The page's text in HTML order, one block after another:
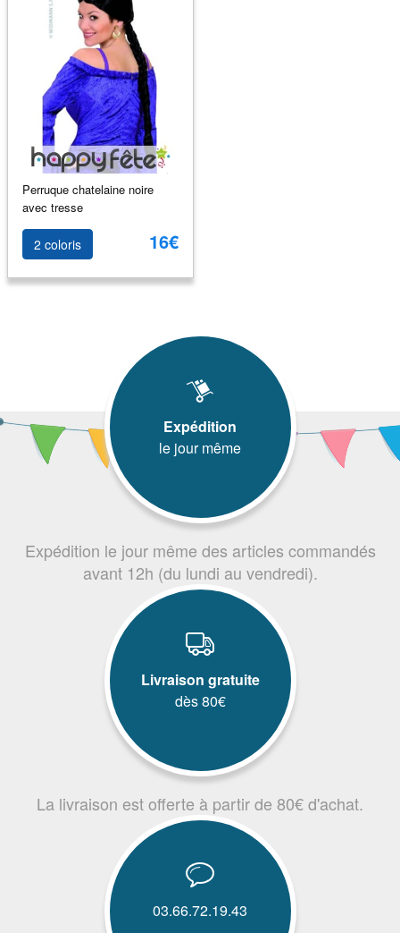
Perruque chatelaine noire
avec tresse
2 coloris 16€
Expédition
le jour même
Expédition le jour même des articles commandés
avant 12h (du lundi au vendredi).
Livraison gratuite
dès 80€
La livraison est offerte à partir de 80€ d'achat.
03.66.72.19.43